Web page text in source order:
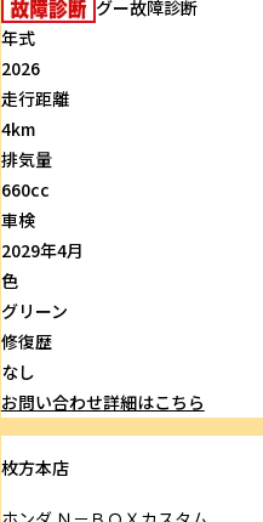
グー故障診断
年式
2026
走行距離
4km
排気量
660cc
車検
2029年4月
色
グリーン
修復歴
なし
お問い合わせ詳細はこちら
枚方本店